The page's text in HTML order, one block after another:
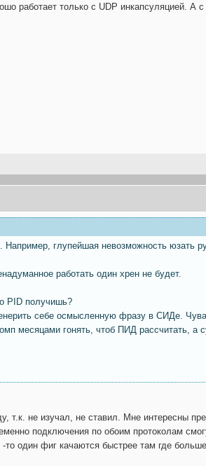
работает только с UDP инкапсуляцией. А с
глупейшая невозможность юзать
работать один хрен не будет.
PID получишь?
себе осмысленную фразу в СИДе.
месяцами гонять, чтоб ПИД рассчитать, а
т.к. не изучал, не ставил. Мне интересны
подключения по обоим протоколам
один фиг качаются быстрее там где